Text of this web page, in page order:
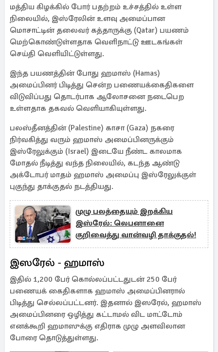
மத்திய கிழக்கில் போர் பதற்றம் உச்சத்தில் உள்ள
நிலையில், இஸ்ரேலின் உளவு அமைப்பான
மொசாட்டின் தலைவர் கத்தாருக்கு (Qatar) பயணம்
மெற்கொண்டுள்ளதாக வெளிநாட்டு ஊடகங்கள்
செய்தி வெளியிட்டுள்ளது.
இந்த பயணத்தின் போது ஹமாஸ் (Hamas)
அமைப்பினர் பிடித்து சென்ற பணையக்கைதிகளை
விடுவிப்பது தொடர்பாக ஆலோசனை நடைபெற
உள்ளதாக தகவல் வெளியாகியுள்ளது.
பலஸ்தீனத்தின் (Palestine) காசா (Gaza) நகரை
நிர்வகித்து வரும் ஹமாஸ் அமைப்பினருக்கும்
இஸ்ரேலுக்கும் (Israel) இடையே நீண்ட காலமாக
மோதல் நீடித்து வந்த நிலையில், கடந்த ஆண்டு
அக்டோபர் மாதம் ஹமாஸ் அமைப்பு இஸ்ரேலுக்குள்
புகுந்து தாக்குதல் நடத்தியது.
முழு பலத்தையும் இறக்கிய
இஸ்ரேல்: லெபனானை
குறிவைத்து வான்வழி தாக்குதல்!
இஸரேல் - ஹமாஸ்
இதில் 1,200 பேர் கொல்லப்பட்டதுடன் 250 பேர்
பணையக் கைதிகளாக ஹமாஸ் அமைப்பினரால்
பிடித்து செல்லப்பட்டனர். இதனால் இஸரேல், ஹமாஸ்
அமைப்பினரை ஒழித்து கட்டாமல் விட மாட்டோம்
எனக்கூறி ஹமாஸுக்கு எதிராக முழு அளவிலான
போரை தொடுத்துள்ளது.